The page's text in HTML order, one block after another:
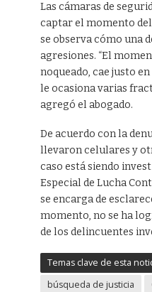
Las cámaras de
captar el momento
se observa cómo una
agresiones. “El
noqueado, cae justo
le ocasiona varias
agregó el abogado.
De acuerdo con la
llevaron celulares y
caso está siendo
Especial de Lucha
se encarga de
momento, no se ha
de los delincuentes
Temas clave de esta
búsqueda de justicia